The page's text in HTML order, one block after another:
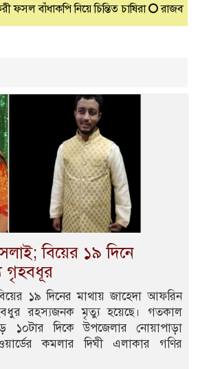
নিয়ে চিন্তিত চাষিরা রাজবাড়ীতে
বিয়ের ১৯ দিনে
গৃহবধূর
বিয়ের ১৯ দিনের মাথায় জাহেদা আফরিন
রহস্যজনক মৃত্যু হয়েছে। গতকাল
১০টার দিকে উপজেলার নোয়াপাড়া
কমলার দিঘী এলাকার গণির